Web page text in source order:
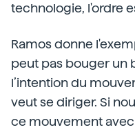
technologie, l'ordre
Ramos donne
peut pas bouger un
l’intention du
veut se diriger. Si
ce mouvement